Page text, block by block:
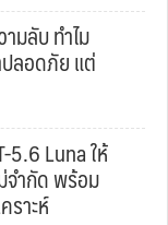
มลับ ทำไม
ลอดภัย แต่
5.6 Luna ให้
จำกัด พร้อม
ราะห์